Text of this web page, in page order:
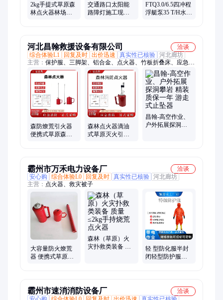
2kg手提式草原森
林点火器林场烧
交通路口太阳能
路障灯施工现场
FTQ3.0/6.5四冲程
浮艇泵35 T/H水面
河北昌翰救援设备有限公司
洽谈
综合体验L1
回复及时 出价迅速 真实性已核验 河北廊坊
主营： 保护服、三脚架、铝合金、点火器、竹板折叠床、应急三
角架、轻型防化服、午休陪护床、冰面救援工具、头戴调焦头
灯、冰面冰爪防滑鞋、气垫冰面救生筏
森防燎荒引火器
便携式草原森林
森林点火器滴油
式草原灭火引火
昌翰-高空作业、
户外拓展探洞攀
霸州市万禾电力设备厂
洽谈
安心购
综合体验L0 回复及时 真实性已核验 河北廊坊
主营： 点火器、救灾被子
大容量防火燎荒
器 便携式草原森
森林（草原）火
灾扑救类装备 质
轻 型防化服半封
闭轻型防护服连
霸州市速消消防设备厂
洽谈